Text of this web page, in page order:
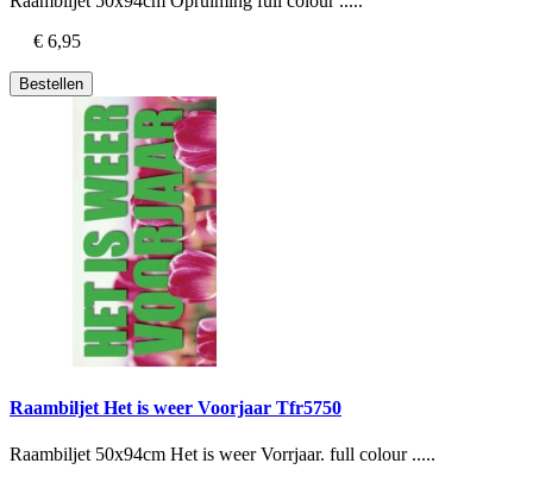
€ 6,95
Bestellen
Raambiljet Het is weer Voorjaar Tfr5750
Raambiljet 50x94cm Het is weer Vorrjaar. full colour .....